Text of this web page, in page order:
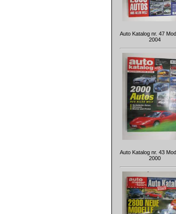
Auto Katalog nr. 47
2004
Auto Katalog nr. 43
2000